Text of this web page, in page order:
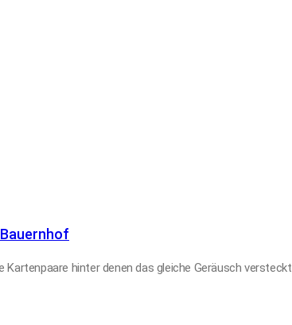
Kartenpaare hinter denen das gleiche Geräusch versteckt